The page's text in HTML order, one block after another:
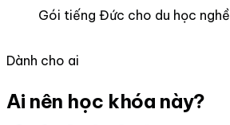
Gói tiếng Đức cho du học nghề
Dành cho ai
Ai nên học khóa này?